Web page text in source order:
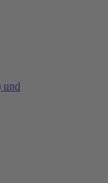
und